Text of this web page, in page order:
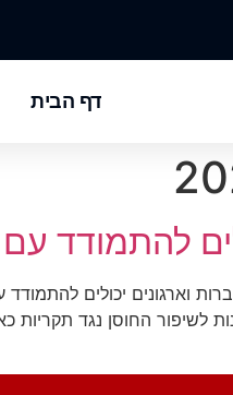
דף הבית
להתמודד עם
וארגונים יכולים